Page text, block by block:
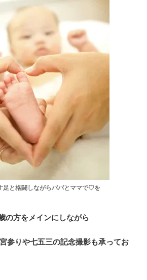
足と格闘しながらパパとママで♡を
の方をメインにしながら
参りや七五三の記念撮影も承ってお